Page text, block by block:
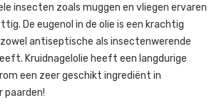
insecten zoals muggen en vliegen ervaren
De eugenol in de olie is een krachtig
antiseptische als insectenwerende
Kruidnagelolie heeft een langdurige
een zeer geschikt ingrediënt in
paarden!